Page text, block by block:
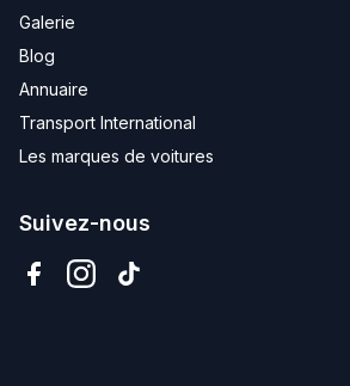
Galerie
Blog
Annuaire
Transport International
Les marques de voitures
Suivez-nous